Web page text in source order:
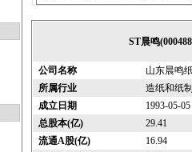
ST晨鸣
公司名称
山东晨鸣
所属行业
造纸和纸
成立日期
1993-05-05
总股本(亿)
29.41
流通A股(亿)
16.94